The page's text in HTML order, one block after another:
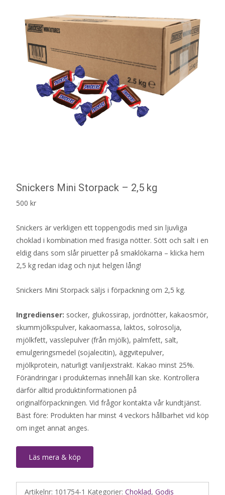
Snickers Mini Storpack – 2,5 kg
500 kr
Snickers är verkligen ett toppengodis med sin ljuvliga
choklad i kombination med frasiga nötter. Sött och salt i en
eldig dans som slår piruetter på smaklökarna – klicka hem
2,5 kg redan idag och njut helgen lång!
Snickers Mini Storpack säljs i förpackning om 2,5 kg.
Ingredienser: socker, glukossirap, jordnötter, kakaosmör,
skummjölkspulver, kakaomassa, laktos, solrosolja,
mjölkfett, vasslepulver (från mjölk), palmfett, salt,
emulgeringsmedel (sojalecitin), äggvitepulver,
mjölkprotein, naturligt vaniljexstrakt. Kakao minst 25%.
Förändringar i produkternas innehåll kan ske. Kontrollera
därför alltid produktinformationen på
originalförpackningen. Vid frågor kontakta vår kundtjänst.
Bäst före: Produkten har minst 4 veckors hållbarhet vid köp
om inget annat anges.
Läs mera & köp
Artikelnr: 101754-1 Kategorier: Choklad, Godis